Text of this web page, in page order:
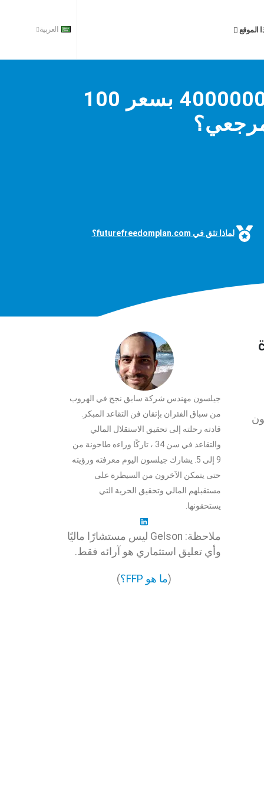
الموقع العربية
ما المبلغ الذي يمكنك ربحه من 4000000 بسعر 100
لماذا تثق في futurefreedomplan.com؟
جيلسون مهندس شركة سابق نجح في الهروب
من سباق الفئران بإتقان فن التقاعد المبكر.
قادته رحلته إلى تحقيق الاستقلال المالي
والتقاعد في سن 34 ، تاركًا وراءه طاحونة من
9 إلى 5. يشارك جيلسون اليوم معرفته ورؤيته
حتى يتمكن الآخرون من السيطرة على
مستقبلهم المالي وتحقيق الحرية التي
يستحقونها.
ملاحظة: Gelson ليس مستشارًا ماليًا
وأي تعليق استثماري هو آرائه فقط.
(ما هو FFP؟ )